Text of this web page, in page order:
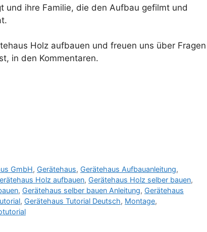
und ihre Familie, die den Aufbau gefilmt und
Holz aufbauen und freuen uns über Fragen
in den Kommentaren.
GmbH, Gerätehaus, Gerätehaus Aufbauanleitung,
Holz aufbauen, Gerätehaus Holz selber bauen,
, Gerätehaus selber bauen Anleitung, Gerätehaus
, Gerätehaus Tutorial Deutsch, Montage,